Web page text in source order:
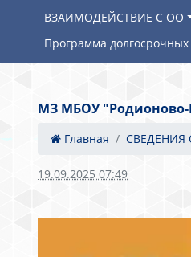
ВЗАИМОДЕЙСТВИЕ С ОО
Программа
МЗ МБОУ "Родионово-
Главная СВЕДЕНИЯ
19.09.2025 07:49